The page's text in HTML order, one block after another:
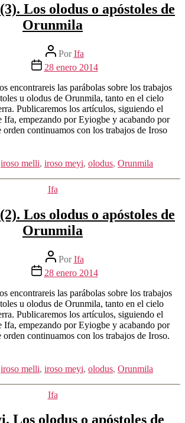
Los olodus o apóstoles de
Orunmila
Autor
de
la
PorIfa
Fecha
la
entrada
28 enero 2014
encontrareis las parábolas sobre los trabajos
u olodus de Orunmila, tanto en el cielo
Publicaremos los artículos, siguiendo el
Ifa, empezando por Eyiogbe y acabando por
continuamos con los trabajos de Iroso
iroso melli, iroso meyi, olodus, Orunmila
Categorías
Ifa
Los olodus o apóstoles de
Orunmila
Autor
de
la
PorIfa
Fecha
la
entrada
28 enero 2014
encontrareis las parábolas sobre los trabajos
u olodus de Orunmila, tanto en el cielo
Publicaremos los artículos, siguiendo el
Ifa, empezando por Eyiogbe y acabando por
continuamos con los trabajos de Iroso.
iroso melli, iroso meyi, olodus, Orunmila
Categorías
Ifa
Los olodus o apóstoles de